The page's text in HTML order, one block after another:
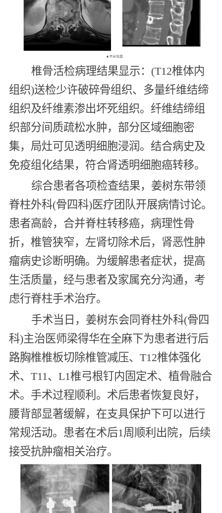
椎骨活检病理结果显示：(T12椎体内
组织)送检少许破碎骨组织、多量纤维结缔
组织及纤维素渗出坏死组织。纤维结缔组
织部分间质疏松水肿，部分区域细胞密
集，局灶可见透明细胞浸润。结合病史及
免疫组化结果，符合肾透明细胞癌转移。
综合患者各项检查结果，姜树东带领
脊柱外科(骨四科)医疗团队开展病情讨论。
患者高龄，合并脊柱转移癌，病理性骨
折，椎管狭窄，左肾切除术后，肾恶性肿
瘤病史诊断明确。为缓解患者症状，提高
生活质量，经与患者及家属充分沟通，考
虑行脊柱手术治疗。
手术当日，姜树东会同脊柱外科(骨四
科)主治医师梁得华在全麻下为患者进行后
路胸椎椎板切除椎管减压、T12椎体强化
术、T11、L1椎弓根钉内固定术、植骨融合
术。手术过程顺利。术后患者恢复良好，
腰背部显著缓解，在支具保护下可以进行
常规活动。患者在术后1周顺利出院，后续
接受抗肿瘤相关治疗。